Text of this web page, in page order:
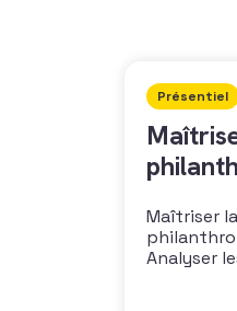
Présentiel
Maîtriser
Analyser